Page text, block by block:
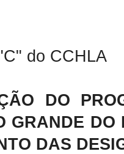
do CCHLA
DO
GRANDE
DAS